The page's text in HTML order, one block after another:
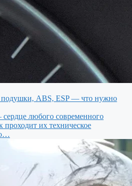
подушки, ABS, ESP — что нужно
любого современного
проходит их техническое